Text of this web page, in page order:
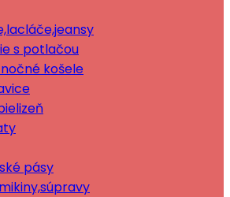
s potlačou
košele
pásy